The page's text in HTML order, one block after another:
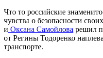
Что то российские
чувства о безопасности
и Оксана Самойлова решил
от Регины Тодоренко
транспорте.